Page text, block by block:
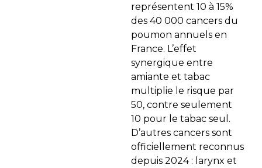
représentent 10 à 15%
des 40 000 cancers du
poumon annuels en
France. L’effet
synergique entre
amiante et tabac
multiplie le risque par
50, contre seulement
10 pour le tabac seul.
D’autres cancers sont
officiellement reconnus
depuis 2024 : larynx et